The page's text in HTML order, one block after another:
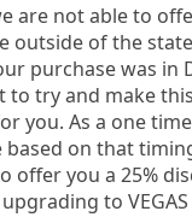
are not able to
outside of the
purchase was in
to try and make
you. As a one
on that
offer you a 25%
to VEGAS